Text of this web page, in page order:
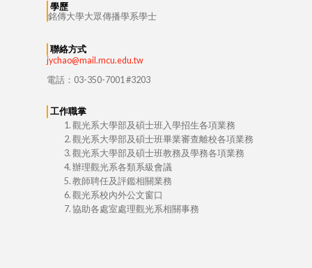
學歷
銘傳大學大眾傳播學系學士
聯絡方式
jychao@mail.mcu.edu.tw​
電話：03-350-7001 #3203
工作職掌
觀光系大學部及碩士班入學招生各項業務
觀光系大學部及碩士班畢業審查離校各項業務
觀光系大學部及碩士班教務及學務各項業務
辦理觀光系各類系級會議
教師聘任及評鑑相關業務
觀光系校內外公文窗口
協助各處室處理觀光系相關事務